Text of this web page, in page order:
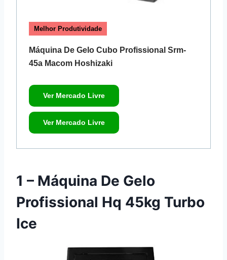
Melhor Produtividade
Máquina De Gelo Cubo Profissional Srm-
45a Macom Hoshizaki
Ver Mercado Livre
Ver Mercado Livre
1 – Máquina De Gelo
Profissional Hq 45kg Turbo
Ice